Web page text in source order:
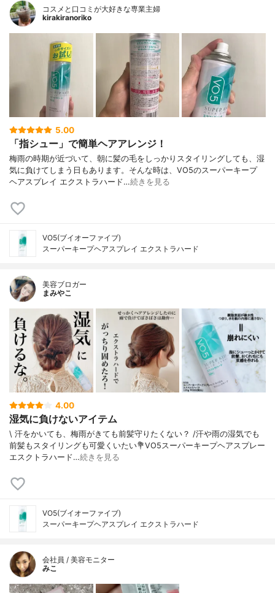
コスメと口コミが大好きな専業主婦
kirakiranoriko
5.00
「指シュー」で簡単ヘアアレンジ！
梅雨の時期が近づいて、朝に髪の毛をしっかりスタイリングしても、湿
気に負けてしまう日もあります。そんな時は、VO5のスーパーキープ
ヘアスプレイ エクストラハード…続きを見る
VO5(ブイオーファイブ)
スーパーキープヘアスプレイ エクストラハード
美容ブロガー
まみやこ
4.00
湿気に負けないアイテム
\ 汗をかいても、梅雨がきても前髪守りたくない？ /⁡⁡汗や雨の湿気でも
前髪もスタイリングも可愛くいたい⁡⁡💐VO5スーパーキープヘアスプレー
エスクトラハード⁡…続きを見る
VO5(ブイオーファイブ)
スーパーキープヘアスプレイ エクストラハード
会社員 / 美容モニター
みこ